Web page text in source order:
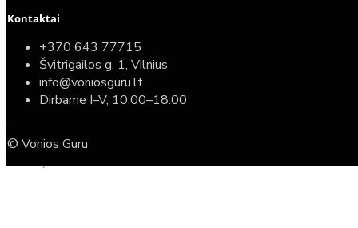
Komplektas: Tece potinkinis WC rėmas su baltu
mygtuku + Deante Peonia Rimless klozetas su
587,00€
389,00€
Kontaktai
+370 643 77715
Švitrigailos g. 1, Vilnius
info@voniosguru.lt
Dirbame I–V, 10:00–18:00
© Vonios Guru